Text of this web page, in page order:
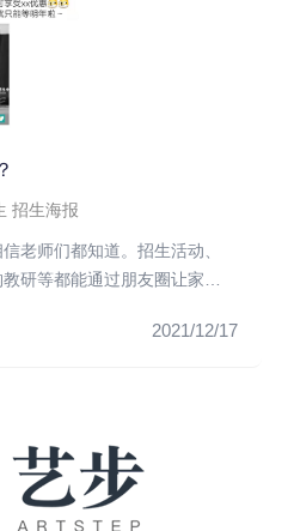
招生海报
老师们都知道。招生活动、
研等都能通过朋友圈让家长
2021/12/17